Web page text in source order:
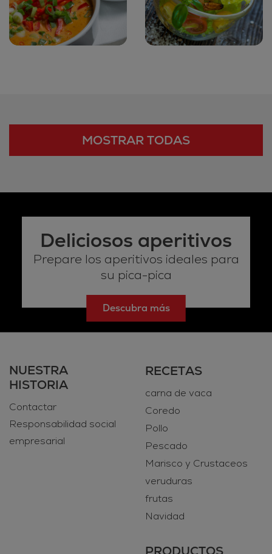
MOSTRAR TODAS
Deliciosos aperitivos
Prepare los aperitivos ideales para
su pica-pica
Descubra más
NUESTRA
HISTORIA
Contactar
Responsabilidad social
empresarial
RECETAS
carna de vaca
Coredo
Pollo
Pescado
Marisco y Crustaceos
veruduras
frutas
Navidad